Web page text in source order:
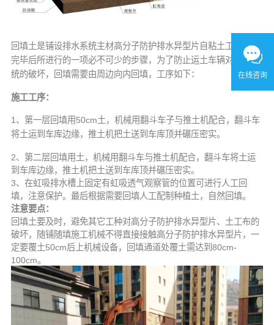
回填土是铺设排水系统主材高分子防护排水异型片自粘土工布铺设
完毕后所进行的一项必不可少的步骤，为了防止运土车辆对排水系
统的破坏，回填需要由周边向内回填，工序如下：
施工工序：
1、第一层回填用50cm土，机械用翻斗车子与推土机配合，翻斗车
将土运到车库边缘，推土机把土送到车库顶并碾压密实。
2、第二层回填用土，机械用翻斗车与推土机配合，翻斗车将土运
到车库边缘，推土机把土送到车库顶并碾压密实。
3、在虹吸排水槽上固定有虹吸透气观察管的位置可进行人工回
填，注意保护。最后根据需要回填人工配制种植土，自然回填。
注意要点：
回填土要及时，避免其它工种对高分子防护排水异型片、土工布的
破坏，随铺随填施工机械不得直接接触高分子防护排水异型片，一
定要覆土50cm后上机械设备，回填通道处覆土需达到80cm-
100cm。
在线咨询